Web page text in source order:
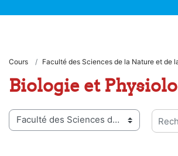
Cours Faculté des Sciences de la Nature et de
Biologie et
de cours